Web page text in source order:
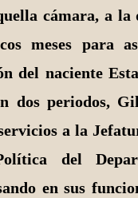
cámara, a
meses para
del naciente
dos peri­o­dos,
a la
del
en sus